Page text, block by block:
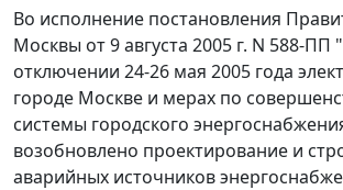
Во исполнение постановления
Москвы от 9 августа 2005 г. N 588-
отключении 24-26 мая 2005 года
городе Москве и мерах по
системы городского
возобновлено проектирование и
аварийных источников